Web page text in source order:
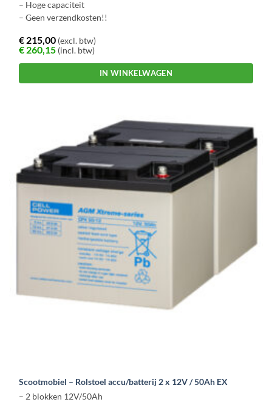
– Hoge capaciteit
– Geen verzendkosten!!
€ 215,00 (excl. btw)
€ 260,15 (incl. btw)
IN WINKELWAGEN
Scootmobiel – Rolstoel accu/batterij 2 x 12V / 50Ah EX
– 2 blokken 12V/50Ah